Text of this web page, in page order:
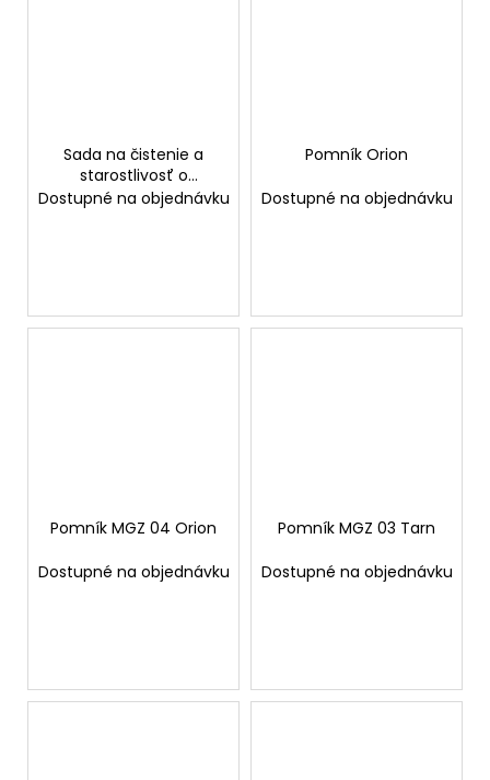
Sada na čistenie a
starostlivosť o
náhrobok
Dostupné na objednávku
Pomník Orion
Dostupné na objednávku
Pomník MGZ 04 Orion
Dostupné na objednávku
Pomník MGZ 03 Tarn
Dostupné na objednávku